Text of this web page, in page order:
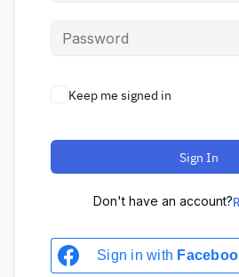
Keep me signed in
Sign In
Don't have an account?
Sign in with